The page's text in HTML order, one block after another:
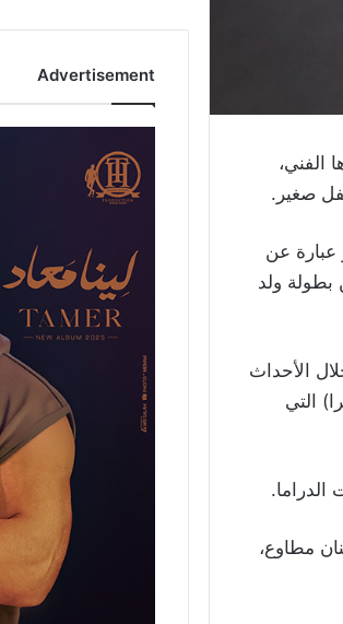
الفني،
صغير.
عبارة عن
بطولة ولد
الأحداث
التي
مطاوع،
Advertisement